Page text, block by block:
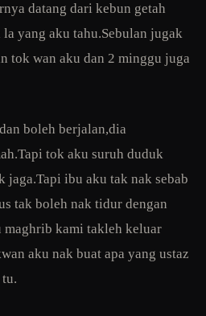
datang dari kebun getah
yang aku tahu.Sebulan jugak
tok wan aku dan 2 minggu juga
boleh berjalan,dia
tok aku suruh duduk
jaga.Tapi ibu aku tak nak sebab
tak boleh nak tidur dengan
maghrib kami takleh keluar
aku nak buat apa yang ustaz